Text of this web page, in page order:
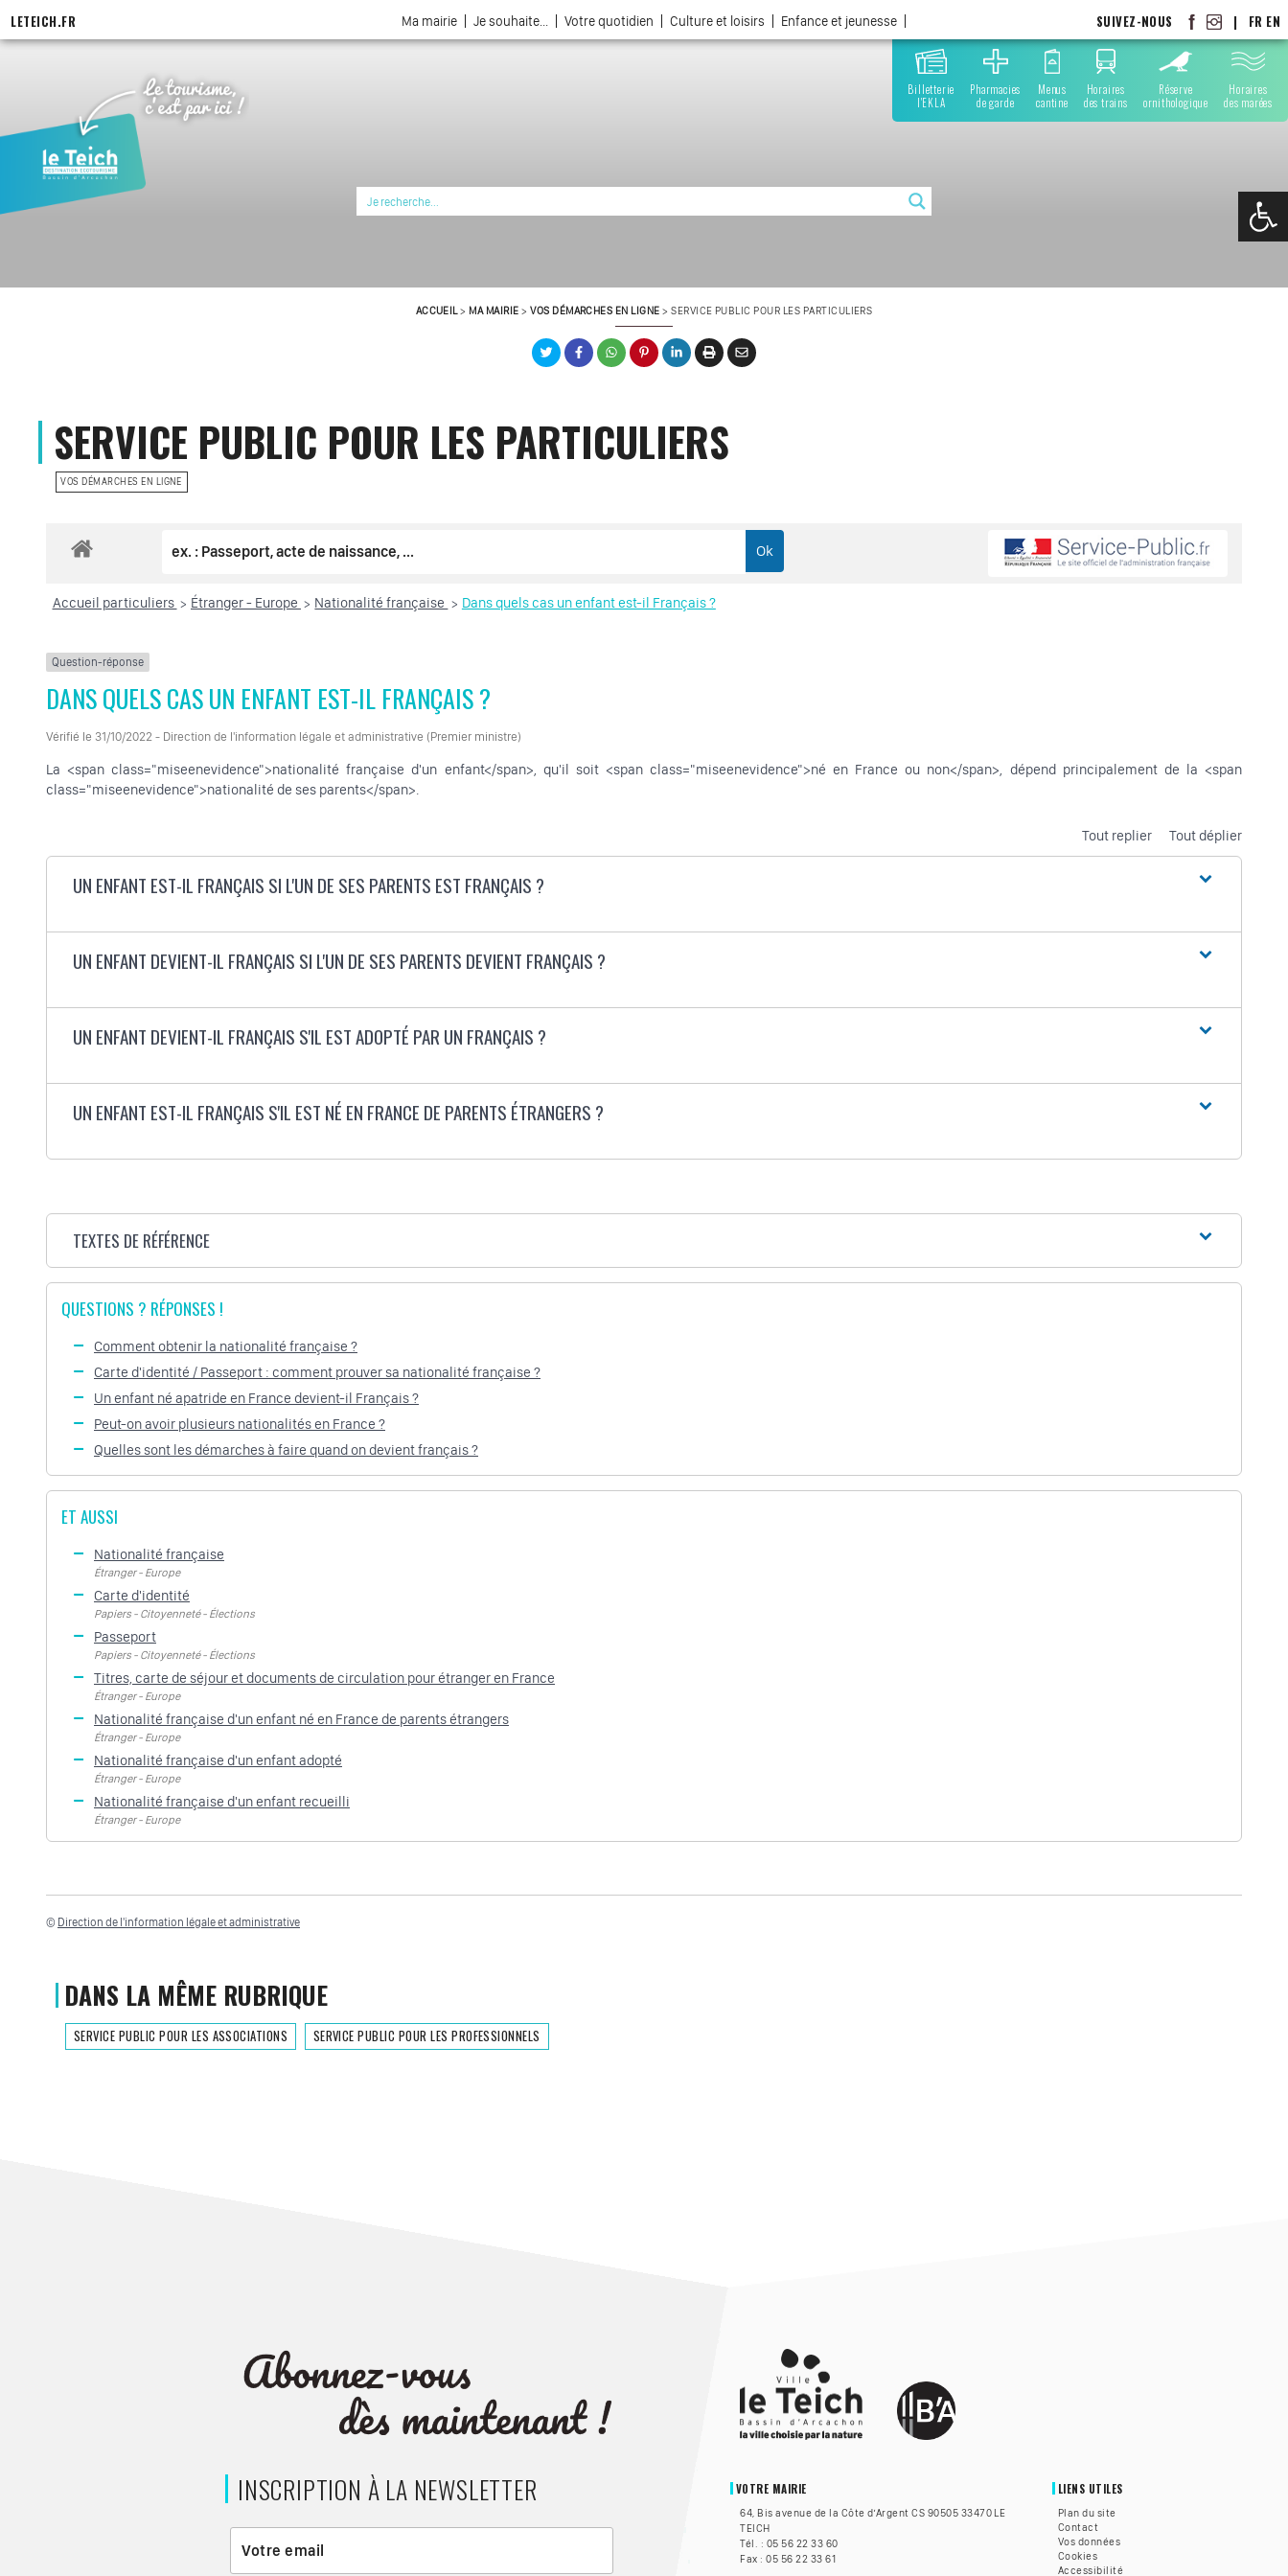
LETEICH.FR Ma mairie Je souhaite... Votre quotidien Culture et loisirs Enfance et jeunesse SUIVEZ-NOUS | FR EN
Billetterie
l'EKLA
Pharmacies
de garde
Menus
cantine
Horaires
des trains
Réserve
ornithologique
Horaires
des marées
ACCUEIL> MA MAIRIE >VOS DÉMARCHES EN LIGNE >SERVICE PUBLIC POUR LES PARTICULIERS
SERVICE PUBLIC POUR LES PARTICULIERS
VOS DÉMARCHES EN LIGNE
Accueil particuliers > Étranger - Europe > Nationalité française > Dans quels cas un enfant est-il Français ?
Question-réponse
DANS QUELS CAS UN ENFANT EST-IL FRANÇAIS ?
Vérifié le 31/10/2022 - Direction de l'information légale et administrative (Premier ministre)
La <span class="miseenevidence">nationalité française d'un enfant</span>, qu'il soit <span class="miseenevidence">né en France ou non</span>, dépend principalement de la <span
class="miseenevidence">nationalité de ses parents</span>.
Tout replier Tout déplier
UN ENFANT EST-IL FRANÇAIS SI L'UN DE SES PARENTS EST FRANÇAIS ?
UN ENFANT DEVIENT-IL FRANÇAIS SI L'UN DE SES PARENTS DEVIENT FRANÇAIS ?
UN ENFANT DEVIENT-IL FRANÇAIS S'IL EST ADOPTÉ PAR UN FRANÇAIS ?
UN ENFANT EST-IL FRANÇAIS S'IL EST NÉ EN FRANCE DE PARENTS ÉTRANGERS ?
TEXTES DE RÉFÉRENCE
QUESTIONS ? RÉPONSES !
Comment obtenir la nationalité française ?
Carte d'identité / Passeport : comment prouver sa nationalité française ?
Un enfant né apatride en France devient-il Français ?
Peut-on avoir plusieurs nationalités en France ?
Quelles sont les démarches à faire quand on devient français ?
ET AUSSI
Nationalité française
Étranger - Europe
Carte d'identité
Papiers - Citoyenneté - Élections
Passeport
Papiers - Citoyenneté - Élections
Titres, carte de séjour et documents de circulation pour étranger en France
Étranger - Europe
Nationalité française d'un enfant né en France de parents étrangers
Étranger - Europe
Nationalité française d'un enfant adopté
Étranger - Europe
Nationalité française d'un enfant recueilli
Étranger - Europe
© Direction de l'information légale et administrative
DANS LA MÊME RUBRIQUE
SERVICE PUBLIC POUR LES ASSOCIATIONS SERVICE PUBLIC POUR LES PROFESSIONNELS
INSCRIPTION À LA NEWSLETTER VOTRE MAIRIE
64, Bis avenue de la Côte d’Argent CS 90505 33470 LE
TEICH
Tél. : 05 56 22 33 60
Fax : 05 56 22 33 61
LIENS UTILES
Plan du site
Contact
Vos données
Cookies
Accessibilité
Ouvrir